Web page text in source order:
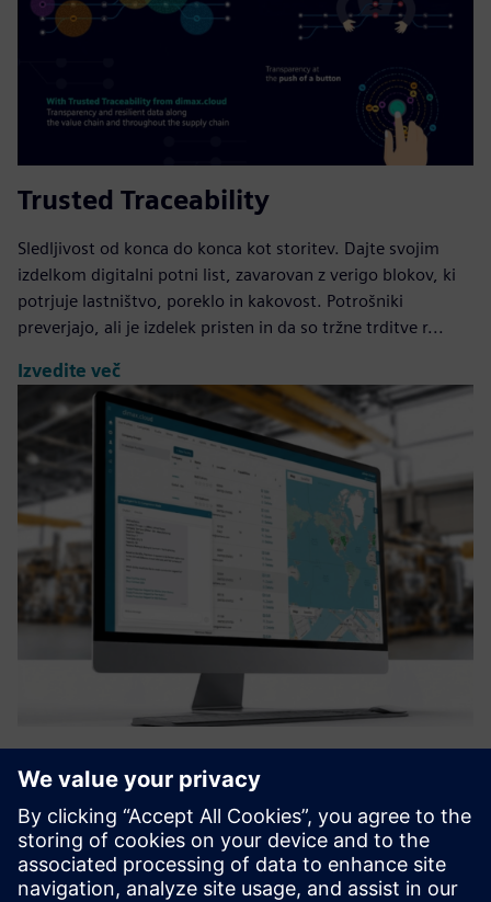
Trusted Traceability
Sledljivost od konca do konca kot storitev. Dajte svojim
izdelkom digitalni potni list, zavarovan z verigo blokov, ki
potrjuje lastništvo, poreklo in kakovost. Potrošniki
preverjajo, ali je izdelek pristen in da so tržne trditve r...
Izvedite več
Pionirska industrijska platforma, ki prek distribuirane
proizvodnje premosti vrzel med digitalnim oblikovanjem in
fizično proizvodnjo. Podjetjem omogoča prehod od
tradicionalnih modelov »izdelave na zalogo« k bolj